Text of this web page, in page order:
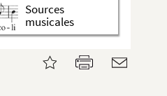
Sources
musicales